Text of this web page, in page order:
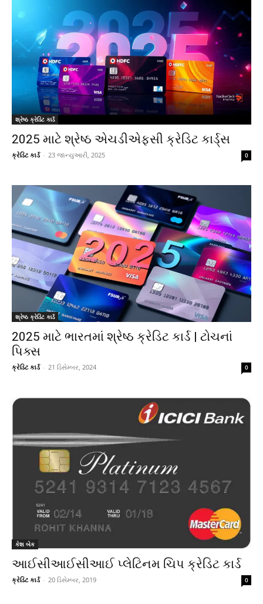
શ્રેષ્ઠ ક્રેડિટ કાર્ડ
2025 માટે શ્રેષ્ઠ એચડીએફસી ક્રેડિટ કાર્ડ્સ
ક્રેડિટ કાર્ડ - 23 જાન્યુઆરી, 2025 0
શ્રેષ્ઠ ક્રેડિટ કાર્ડ
2025 માટે ભારતમાં શ્રેષ્ઠ ક્રેડિટ કાર્ડ | ટોચનાં
પિક્સ
ક્રેડિટ કાર્ડ - 21 ડિસેમ્બર, 2024 0
કેશ બેક
આઈસીઆઈસીઆઈ પ્લેટિનમ ચિપ ક્રેડિટ કાર્ડ
ક્રેડિટ કાર્ડ - 20 ડિસેમ્બર, 2019 0